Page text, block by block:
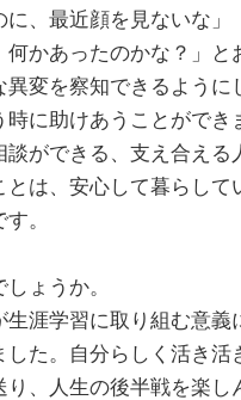
に、最近顔を見ないな」
何かあったのかな？」と
変を察知できるように
時に助けあうことができ
談ができる、支え合える
とは、安心して暮らして
。
ょうか。
生涯学習に取り組む意義
した。自分らしく活き活
、人生の後半戦を楽し